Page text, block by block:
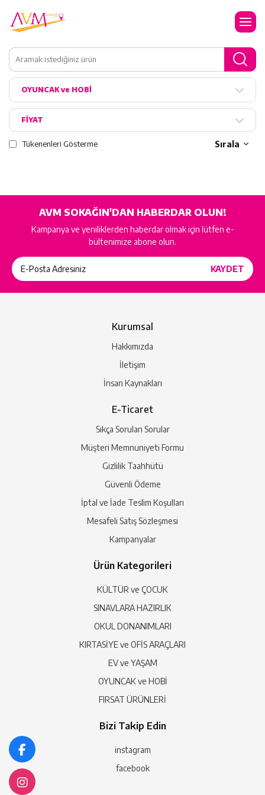
OYUNCAK ve HOBİ
FİYAT
Tükenenleri Gösterme Sırala
AVM SOKAĞIN'DAN HABERDAR OLUN!
Kampanya ve yeniliklerden haberdar olmak için lütfen e-
bültenimize abone olun.
Kurumsal
Hakkımızda
İletişim
İnsan Kaynakları
E-Ticaret
Sıkça Sorulan Sorular
Müşteri Memnuniyeti Formu
Gizlilik Taahhütü
Güvenli Ödeme
İptal ve İade Teslim Koşulları
Mesafeli Satış Sözleşmesi
Kampanyalar
Ürün Kategorileri
KÜLTÜR ve ÇOCUK
SINAVLARA HAZIRLIK
OKUL DONANIMLARI
KIRTASİYE ve OFİS ARAÇLARI
EV ve YAŞAM
OYUNCAK ve HOBİ
FIRSAT ÜRÜNLERİ
Bizi Takip Edin
instagram
facebook